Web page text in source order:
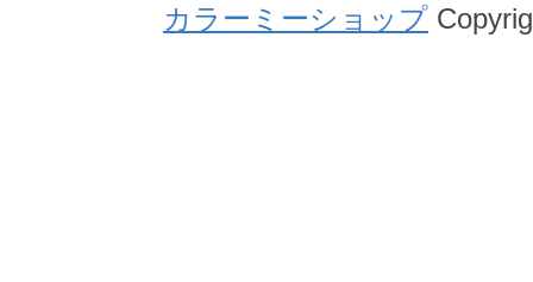
カラーミーショップ